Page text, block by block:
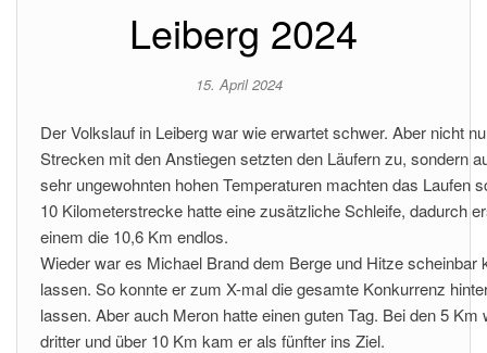
Leiberg 2024
15. April 2024
Der Volkslauf in Leiberg war wie erwartet schwer. Aber nicht
Strecken mit den Anstiegen setzten den Läufern zu, sondern
sehr ungewohnten hohen Temperaturen machten das Laufen
10 Kilometerstrecke hatte eine zusätzliche Schleife, dadurch
einem die 10,6 Km endlos.
Wieder war es Michael Brand dem Berge und Hitze scheinbar
lassen. So konnte er zum X-mal die gesamte Konkurrenz
lassen. Aber auch Meron hatte einen guten Tag. Bei den 5 Km
dritter und über 10 Km kam er als fünfter ins Ziel.